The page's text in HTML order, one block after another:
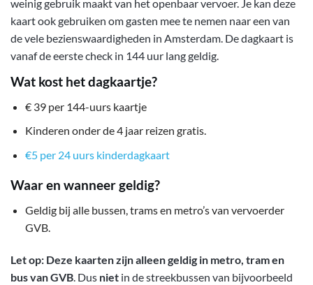
weinig gebruik maakt van het openbaar vervoer. Je kan deze
kaart ook gebruiken om gasten mee te nemen naar een van
de vele bezienswaardigheden in Amsterdam. De dagkaart is
vanaf de eerste check in 144 uur lang geldig.
Wat kost het dagkaartje?
€ 39 per 144-uurs kaartje
Kinderen onder de 4 jaar reizen gratis.
€5 per 24 uurs kinderdagkaart
Waar en wanneer geldig?
Geldig bij alle bussen, trams en metro’s van vervoerder
GVB.
Let op: Deze kaarten zijn alleen geldig in metro, tram en
bus van GVB. Dus niet in de streekbussen van bijvoorbeeld